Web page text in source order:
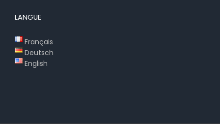
LANGUE
Français
Deutsch
English